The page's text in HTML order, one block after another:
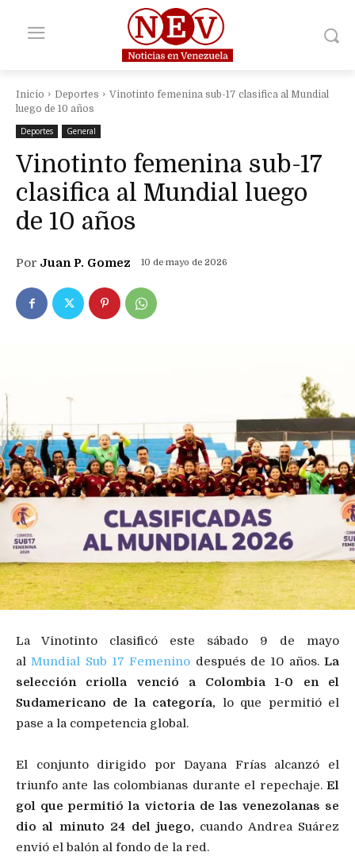
Inicio Deportes
Vinotinto femenina sub-17 clasifica al Mundial
luego de 10 años
Deportes
General
Vinotinto femenina sub-17
clasifica al Mundial luego
de 10 años
Por Juan P. Gomez 10 de mayo de 2026
La Vinotinto clasificó este sábado 9 de mayo
alMundial Sub 17 Femenino después de 10 años.La
selección criolla venció a Colombia 1-0 en el
Sudamericano de la categoría, lo que permitió el
pase a la competencia global.
El conjunto dirigido por Dayana Frías alcanzó el
triunfo ante las colombianas durante el repechaje.El
gol que permitió la victoria de las venezolanas se
dio al minuto 24 del juego, cuando Andrea Suárez
envió el balón al fondo de la red.